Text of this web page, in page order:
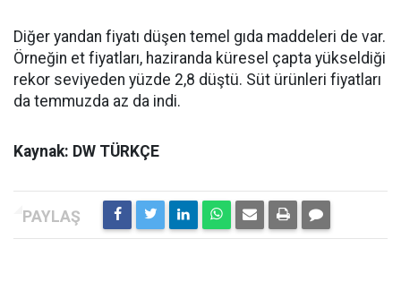
Diğer yandan fiyatı düşen temel gıda maddeleri de var.
Örneğin et fiyatları, haziranda küresel çapta yükseldiği
rekor seviyeden yüzde 2,8 düştü. Süt ürünleri fiyatları
da temmuzda az da indi.
Kaynak: DW TÜRKÇE